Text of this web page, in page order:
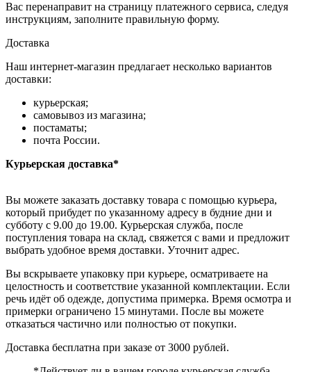
Вас перенаправит на страницу платежного сервиса, следуя
инструкциям, заполните правильную форму.
Доставка
Наш интернет-магазин предлагает несколько вариантов
доставки:
курьерская;
самовывоз из магазина;
постаматы;
почта России.
Курьерская доставка*
Вы можете заказать доставку товара с помощью курьера,
который прибудет по указанному адресу в будние дни и
субботу с 9.00 до 19.00. Курьерская служба, после
поступления товара на склад, свяжется с вами и предложит
выбрать удобное время доставки. Уточнит адрес.
Вы вскрываете упаковку при курьере, осматриваете на
целостность и соответствие указанной комплектации. Если
речь идёт об одежде, допустима примерка. Время осмотра и
примерки ограничено 15 минутами. После вы можете
отказаться частично или полностью от покупки.
Доставка бесплатна при заказе от 3000 рублей.